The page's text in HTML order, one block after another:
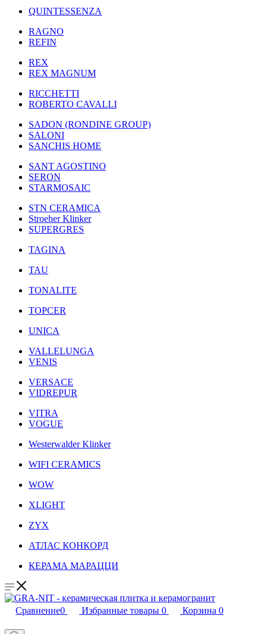
QUINTESSENZA
RAGNO
REFIN
REX
REX MAGNUM
RICCHETTI
ROBERTO CAVALLI
SADON (RONDINE GROUP)
SALONI
SANCHIS HOME
SANT AGOSTINO
SERON
STARMOSAIC
STN CERAMICA
Stroeher Klinker
SUPERGRES
TAGINA
TAU
TONALITE
TOPCER
UNICA
VALLELUNGA
VENIS
VERSACE
VIDREPUR
VITRA
VOGUE
Westerwalder Klinker
WIFI CERAMICS
WOW
XLIGHT
ZYX
АТЛАС КОНКОРД
КЕРАМА МАРАЦЦИ
Сравнение0 Избранные товары 0 Корзина 0